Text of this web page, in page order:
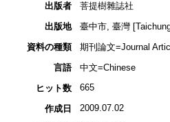
出版者
菩提樹雜誌社
出版地
臺中市, 臺灣
資料の種類
期刊論文=Journal
言語
中文=Chinese
ヒット数
665
作成日 2009.07.02